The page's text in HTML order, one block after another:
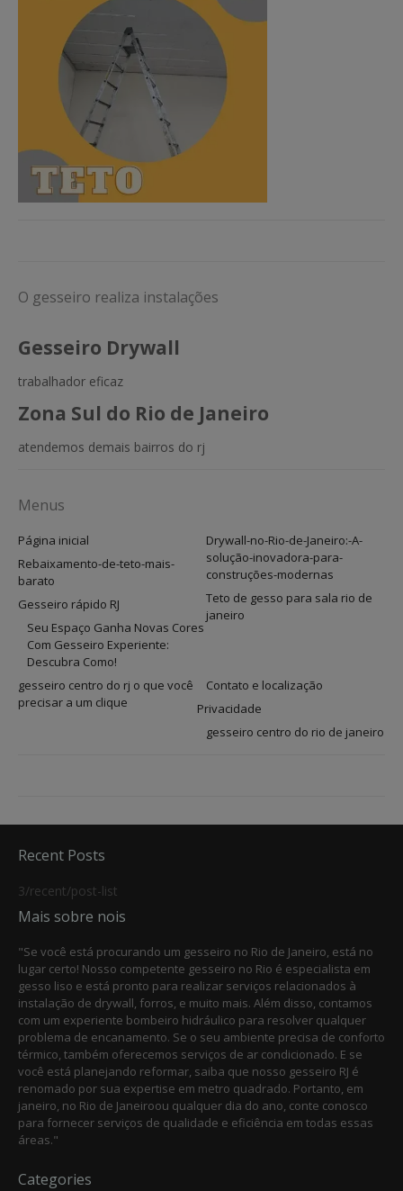
O gesseiro realiza instalações
Gesseiro Drywall
trabalhador eficaz
Zona Sul do Rio de Janeiro
atendemos demais bairros do rj
Menus
Página inicial
Drywall-no-Rio-de-Janeiro:-A-
solução-inovadora-para-
construções-modernas
Rebaixamento-de-teto-mais-
barato
Teto de gesso para sala rio de
janeiro
Gesseiro rápido RJ
Seu Espaço Ganha Novas Cores
Com Gesseiro Experiente:
Descubra Como!
gesseiro centro do rj o que você
precisar a um clique
Contato e localização
Privacidade
gesseiro centro do rio de janeiro
Recent Posts
3/recent/post-list
Mais sobre nois
"Se você está procurando um gesseiro no Rio de Janeiro, está no
lugar certo! Nosso competente gesseiro no Rio é especialista em
gesso liso e está pronto para realizar serviços relacionados à
instalação de drywall, forros, e muito mais. Além disso, contamos
com um experiente bombeiro hidráulico para resolver qualquer
problema de encanamento. Se o seu ambiente precisa de conforto
térmico, também oferecemos serviços de ar condicionado. E se
você está planejando reformar, saiba que nosso gesseiro RJ é
renomado por sua expertise em metro quadrado. Portanto, em
janeiro, no Rio de Janeiroou qualquer dia do ano, conte conosco
para fornecer serviços de qualidade e eficiência em todas essas
áreas."
Categories